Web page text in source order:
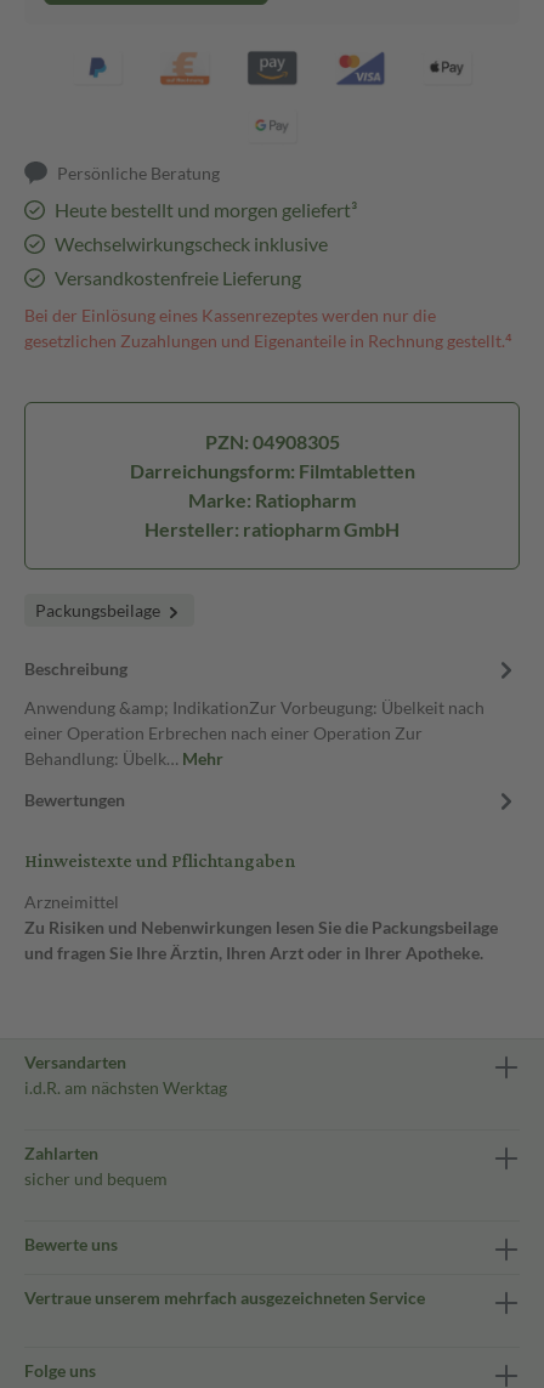
Persönliche Beratung
Heute bestellt und morgen geliefert³
Wechselwirkungscheck inklusive
Versandkostenfreie Lieferung
Bei der Einlösung eines Kassenrezeptes werden nur die
gesetzlichen Zuzahlungen und Eigenanteile in Rechnung gestellt.⁴
PZN: 04908305
Darreichungsform: Filmtabletten
Marke: Ratiopharm
Hersteller: ratiopharm GmbH
Packungsbeilage
Beschreibung
Anwendung &amp; IndikationZur Vorbeugung: Übelkeit nach
einer Operation Erbrechen nach einer Operation Zur
Behandlung: Übelk… Mehr
Bewertungen
Hinweistexte und Pflichtangaben
Arzneimittel
Zu Risiken und Nebenwirkungen lesen Sie die Packungsbeilage
und fragen Sie Ihre Ärztin, Ihren Arzt oder in Ihrer Apotheke.
Versandarten
i.d.R. am nächsten Werktag
Zahlarten
sicher und bequem
Bewerte uns
Vertraue unserem mehrfach ausgezeichneten Service
Folge uns